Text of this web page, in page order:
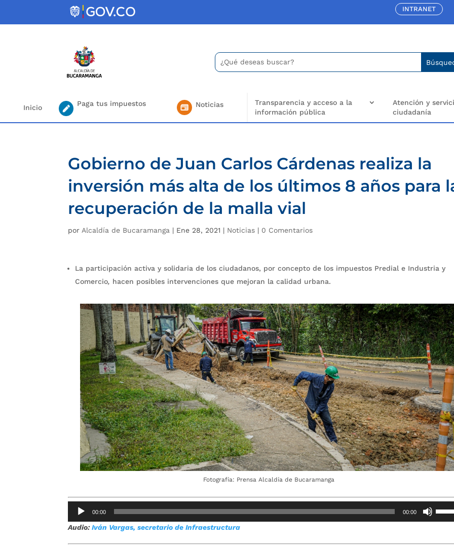
INTRANET
Buscar:
Search
for...
Inicio Paga tus impuestos Noticias
Transparencia y acceso a la
información pública
Atención y
ciudadanía
Gobierno de Juan Carlos Cárdenas realiza la
inversión más alta de los últimos 8 años para
recuperación de la malla vial
por Alcaldía de Bucaramanga | Ene 28, 2021 | Noticias | 0 Comentarios
La participación activa y solidaria de los ciudadanos, por concepto de los impuestos Predial e Industria y
Comercio, hacen posibles intervenciones que mejoran la calidad urbana.
Fotografía: Prensa Alcaldía de Bucaramanga
Reproductor
audio
00:00 00:00
Audio:Iván Vargas, secretario de Infraestructura